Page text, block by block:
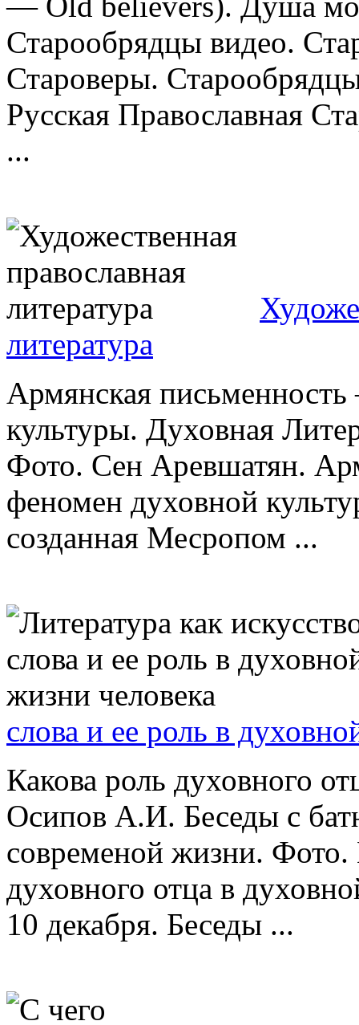
Старообрядцы видео.
Староверы.
Русская Православная
...
литература
Армянская
культуры. Духовная
Фото. Сен Аревшатян.
феномен духовной
созданная Месропом ...
слова и ее роль в
Какова роль духовного
Осипов А.И. Беседы с
современой жизни. Фото.
духовного отца в
10 декабря. Беседы ...